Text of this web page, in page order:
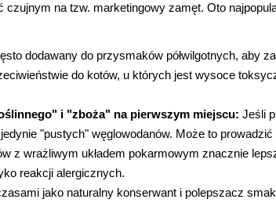
plików cookies w celu dostosowania zawartości
preferencji. Więcej informacji znajdziesz w
prywatności
. Możesz określić warunki
lub dostępu do cookies poprzez kliknięcie
lub możesz zaakceptować ustawienia
czujnym na tzw. marketingowy zamęt. Oto
dodawany do przysmaków półwilgotnych, aby
do kotów, u których jest wysoce
i "zboża" na pierwszym miejscu: Jeśli
"pustych" węglowodanów. Może to
z wrażliwym układem pokarmowym znacznie
reakcji alergicznych.
jako naturalny konserwant i polepszacz